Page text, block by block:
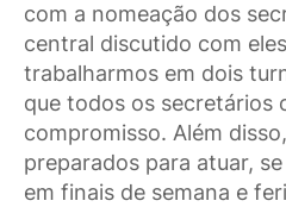
com a nomeação dos
central discutido com
trabalharmos em dois
que todos os secretários
compromisso. Além
preparados para atuar,
em finais de semana e